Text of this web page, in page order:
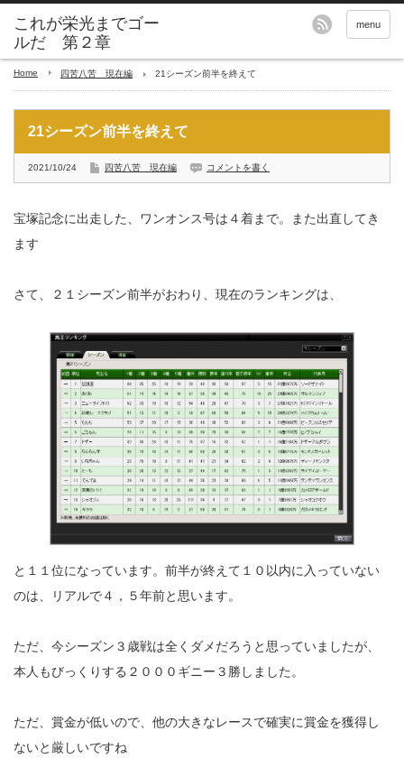
これが栄光までゴー
ルだ 第２章
menu
Home 四苦八苦 現在編 21シーズン前半を終えて
21シーズン前半を終えて
2021/10/24 四苦八苦 現在編 コメントを書く
宝塚記念に出走した、ワンオンス号は４着まで。また出直してき
ます
さて、２１シーズン前半がおわり、現在のランキングは、
と１１位になっています。前半が終えて１０以内に入っていない
のは、リアルで４，５年前と思います。
ただ、今シーズン３歳戦は全くダメだろうと思っていましたが、
本人もびっくりする２０００ギニー３勝しました。
ただ、賞金が低いので、他の大きなレースで確実に賞金を獲得し
ないと厳しいですね